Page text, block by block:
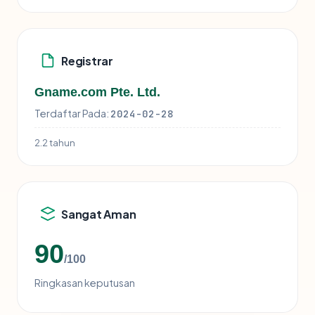
Registrar
Gname.com Pte. Ltd.
Terdaftar Pada: 2024-02-28
2.2 tahun
Sangat Aman
90/100
Ringkasan keputusan